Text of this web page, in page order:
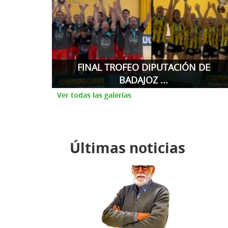
COPA EXTREMADURA 1ª DIVISIÓN
NACION...
Ver todas las galerías
Últimas noticias